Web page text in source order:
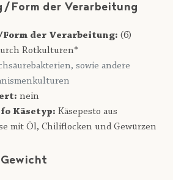
Form der Verarbeitung
der Verarbeitung: (6)
Rotkulturen*
sowie andere
nein
Käsetyp: Käsepesto aus
mit Öl, Chiliflocken und Gewürzen